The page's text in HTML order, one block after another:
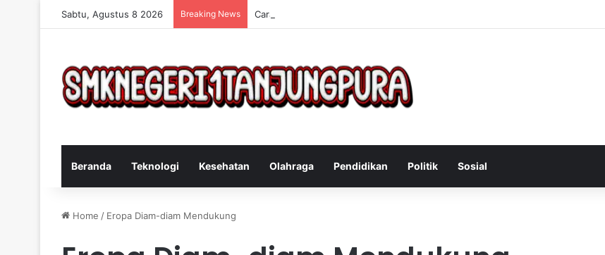
Sabtu, Agustus 8 2026 Breaking News Cara Efektif Mengatasi Gejala Post Power Syndrome Setelah Pensiun Kerja
Beranda Teknologi Kesehatan Olahraga Pendidikan Politik Sosial
Home / Eropa Diam-diam Mendukung